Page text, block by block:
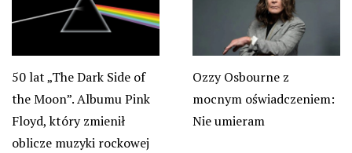
50 lat „The Dark Side of
the Moon”. Albumu Pink
Floyd, który zmienił
oblicze muzyki rockowej
Ozzy Osbourne z
mocnym oświadczeniem:
Nie umieram